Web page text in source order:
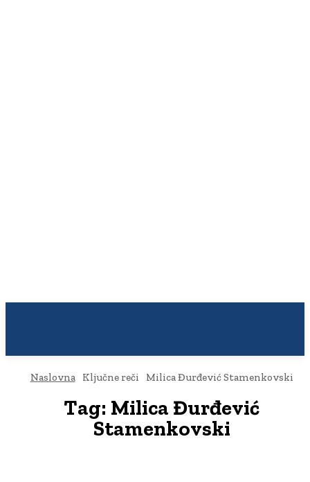
Naslovna Ključne reči Milica Đurđević Stamenkovski
Tag: Milica Đurđević
Stamenkovski